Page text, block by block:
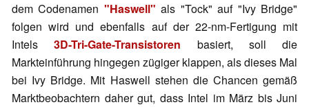
dem Codenamen "Haswell" als "Tock" auf "Ivy Bridge"
folgen wird und ebenfalls auf der 22-nm-Fertigung mit
Intels3D-Tri-Gate-Transistoren basiert, soll die
Markteinführung hingegen zügiger klappen, als dieses Mal
bei Ivy Bridge. Mit Haswell stehen die Chancen gemäß
Marktbeobachtern daher gut, dass Intel im März bis Juni